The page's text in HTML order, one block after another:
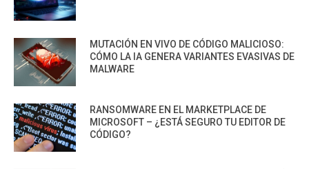
MUTACIÓN EN VIVO DE CÓDIGO MALICIOSO:
CÓMO LA IA GENERA VARIANTES EVASIVAS DE
MALWARE
RANSOMWARE EN EL MARKETPLACE DE
MICROSOFT – ¿ESTÁ SEGURO TU EDITOR DE
CÓDIGO?